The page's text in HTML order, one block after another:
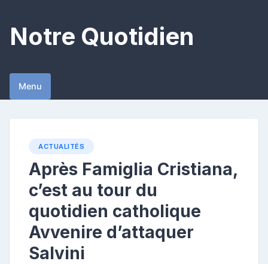
content
Notre Quotidien
Menu
ACTUALITÉS
Après Famiglia Cristiana,
c’est au tour du
quotidien catholique
Avvenire d’attaquer
Salvini